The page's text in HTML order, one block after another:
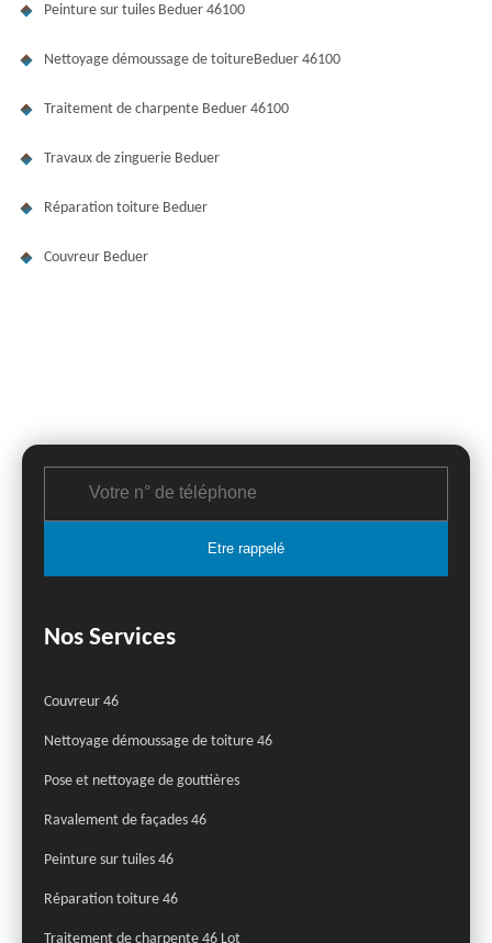
Peinture sur tuiles Beduer 46100
Nettoyage démoussage de toitureBeduer 46100
Traitement de charpente Beduer 46100
Travaux de zinguerie Beduer
Réparation toiture Beduer
Couvreur Beduer
Nos Services
Couvreur 46
Nettoyage démoussage de toiture 46
Pose et nettoyage de gouttières
Ravalement de façades 46
Peinture sur tuiles 46
Réparation toiture 46
Traitement de charpente 46 Lot